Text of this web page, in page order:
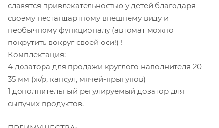
славятся привлекательностью у детей благодаря
своему нестандартному внешнему виду и
необычному функционалу (автомат можно
покрутить вокруг своей оси!) !
Комплектация:
4 дозатора для продажи круглого наполнителя 20-
35 мм (ж/р, капсул, мячей-прыгунов)
1 дополнительный регулируемый дозатор для
сыпучих продуктов.